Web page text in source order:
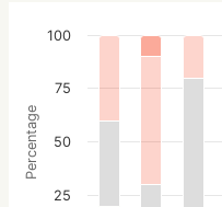
Percentage
25
50
75
100